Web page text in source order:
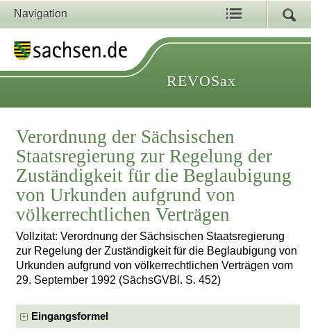
Navigation
REVOSax
Verordnung der Sächsischen
Staatsregierung zur Regelung der
Zuständigkeit für die Beglaubigung
von Urkunden aufgrund von
völkerrechtlichen Verträgen
Vollzitat: Verordnung der Sächsischen Staatsregierung
zur Regelung der Zuständigkeit für die Beglaubigung von
Urkunden aufgrund von völkerrechtlichen Verträgen vom
29. September 1992 (SächsGVBl. S. 452)
Eingangsformel